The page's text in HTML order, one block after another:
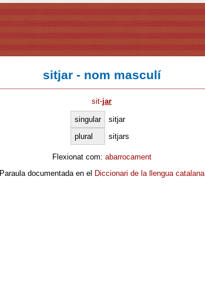
sitjar - nom masculí
sit·jar
singular
sitjar
plural
sitjars
Flexionat com: abarrocament
Paraula documentada en el Diccionari de la llengua catalana